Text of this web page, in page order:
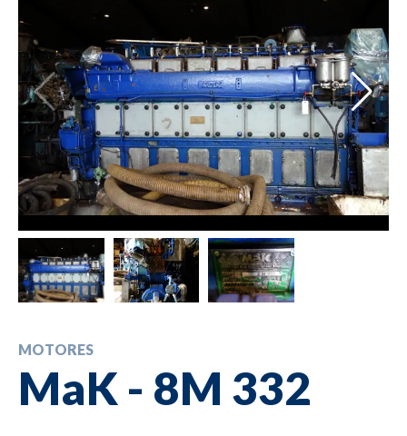
MOTORES
MaK - 8M 332